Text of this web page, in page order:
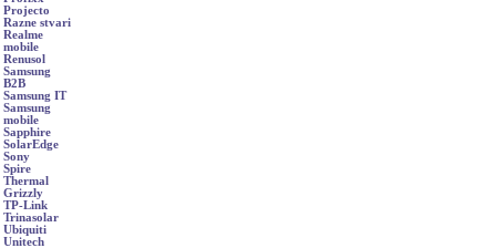
Projecto
Razne stvari
Realme
mobile
Renusol
Samsung
B2B
Samsung IT
Samsung
mobile
Sapphire
SolarEdge
Sony
Spire
Thermal
Grizzly
TP-Link
Trinasolar
Ubiquiti
Unitech